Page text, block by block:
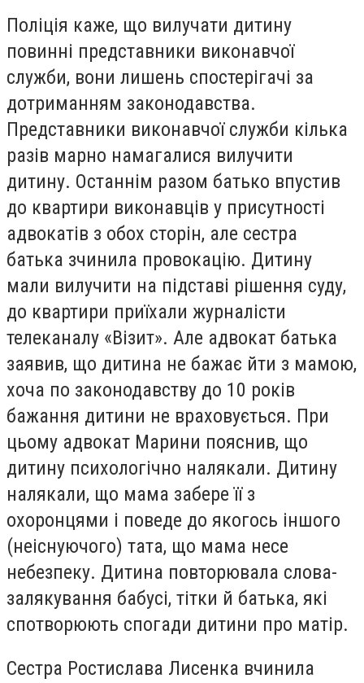
Поліція каже, що вилучати дитину
повинні представники виконавчої
служби, вони лишень спостерігачі за
дотриманням законодавства.
Представники виконавчої служби кілька
разів марно намагалися вилучити
дитину. Останнім разом батько впустив
до квартири виконавців у присутності
адвокатів з обох сторін, але сестра
батька зчинила провокацію. Дитину
мали вилучити на підставі рішення суду,
до квартири приїхали журналісти
телеканалу «Візит». Але адвокат батька
заявив, що дитина не бажає йти з мамою,
хоча по законодавству до 10 років
бажання дитини не враховується. При
цьому адвокат Марини пояснив, що
дитину психологічно налякали. Дитину
налякали, що мама забере її з
охоронцями і поведе до якогось іншого
(неіснуючого) тата, що мама несе
небезпеку. Дитина повторювала слова-
залякування бабусі, тітки й батька, які
спотворюють спогади дитини про матір.
Сестра Ростислава Лисенка вчинила